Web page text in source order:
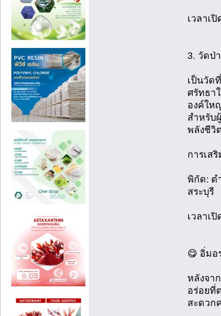
เวลาเ
3. วัดป่
เป็นวัด
ศรัทธา
องค์ให
สำหรับ
พลังชีวิ
การเส
พิกัด: ต
สระบุรี
เวลาเ
😋 อิ่มอ
หลังจา
อร่อยที่
สะดวก